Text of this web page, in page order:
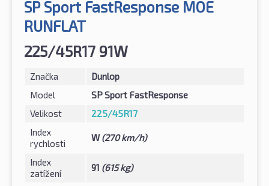
SP Sport FastResponse MOE
RUNFLAT
225/45R17 91W
Značka
Dunlop
Model
SP Sport FastResponse
Velikost
225/45R17
Index
rychlosti
W(270 km/h)
Index
zatížení
91 (615 kg)